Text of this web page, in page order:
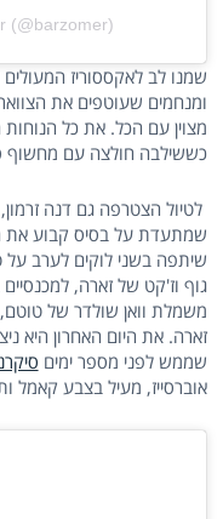
(@barzomer)
שמנו לב לאקססוריז המעולים
ומנחמים שעוטפים את
מצוין עם הכל. את כל
כששילבה חולצה עם מחשוף
לטיול הצטרפה גם דנה
שמתעדת על בסיס קבוע את
שיתפה בשני לוקים לערב
משמלת וואן שולדר של
זארה. את היום האחרון היא
שממש לפני מספר ימים
אוברסייז, מעיל בצבע קאמל